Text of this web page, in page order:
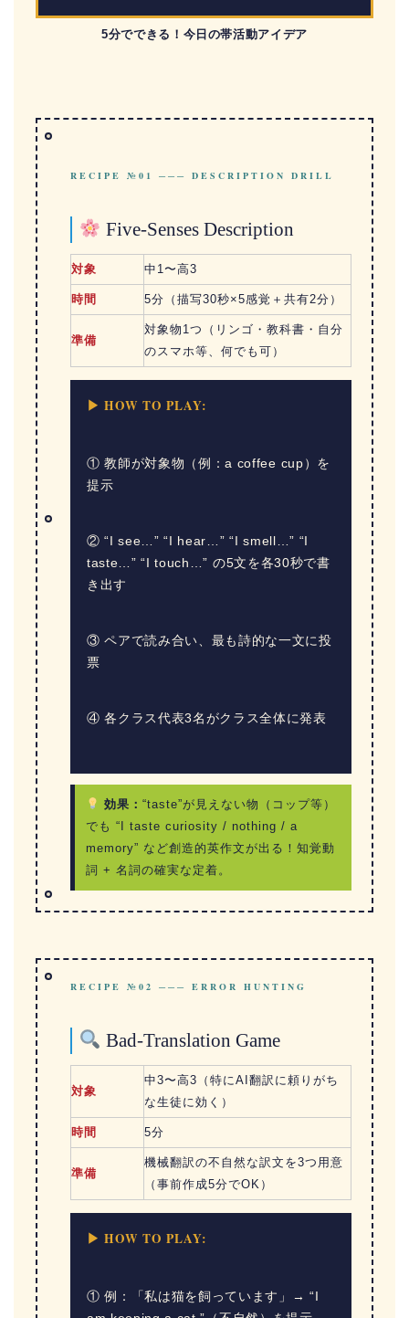
5分でできる！今日の帯活動アイデア
RECIPE №01 ─── DESCRIPTION DRILL
Five-Senses Description
対象 中1〜高3
時間 5分（描写30秒×5感覚＋共有2分）
準備
対象物1つ（リンゴ・教科書・自分
のスマホ等、何でも可）
▶ HOW TO PLAY:
① 教師が対象物（例：a coffee cup）を
提示
② “I see…” “I hear…” “I smell…” “I
taste…” “I touch…” の5文を各30秒で書
き出す
③ ペアで読み合い、最も詩的な一文に投
票
④ 各クラス代表3名がクラス全体に発表
効果： “taste”が見えない物（コップ等）
でも “I taste curiosity / nothing / a
memory” など創造的英作文が出る！知覚動
詞 + 名詞の確実な定着。
RECIPE №02 ─── ERROR HUNTING
Bad-Translation Game
対象
中3〜高3（特にAI翻訳に頼りがち
な生徒に効く）
時間 5分
準備
機械翻訳の不自然な訳文を3つ用意
（事前作成5分でOK）
▶ HOW TO PLAY:
① 例：「私は猫を飼っています」→ “I